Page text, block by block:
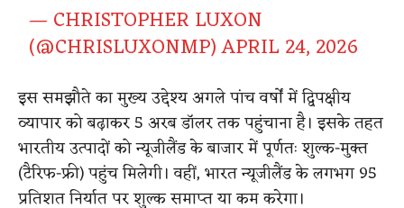
— CHRISTOPHER LUXON
(@CHRISLUXONMP)APRIL 24, 2026
इस समझौते का मुख्य उद्देश्य अगले पांच वर्षों में द्विपक्षीय
व्यापार को बढ़ाकर 5 अरब डॉलर तक पहुंचाना है। इसके तहत
भारतीय उत्पादों को न्यूजीलैंड के बाजार में पूर्णतः शुल्क-मुक्त
(टैरिफ-फ्री) पहुंच मिलेगी। वहीं, भारत न्यूजीलैंड के लगभग 95
प्रतिशत निर्यात पर शुल्क समाप्त या कम करेगा।